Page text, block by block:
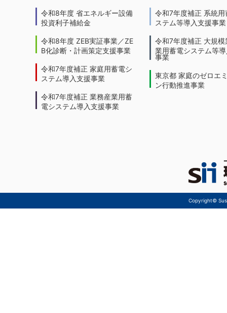
令和8年度 省エネルギー設備
投資利子補給金
令和8年度 ZEB実証事業／ZE
B化診断・計画策定支援事業
令和7年度補正 家庭用蓄電シ
ステム導入支援事業
令和7年度補正 業務産業用蓄
電システム導入支援事業
令和7年度補正 系統用
ステム等導入支援事業
令和7年度補正 大規模
業用蓄電システム等
事業
東京都 家庭のゼロエ
ン行動推進事業
Copyright©